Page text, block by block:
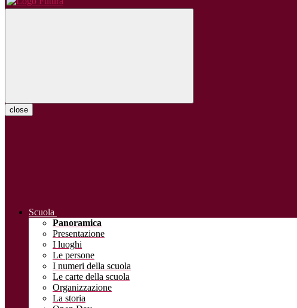
close
Scuola
Panoramica
Presentazione
I luoghi
Le persone
I numeri della scuola
Le carte della scuola
Organizzazione
La storia